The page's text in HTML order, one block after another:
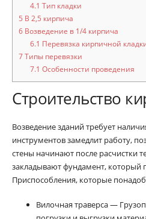
4.1 Тип кладки
5 В 2,5 кирпича
6 Возведение в 1/4 кирпича
6.1 Перевязка кирпичной
7Типы перевязки
7.1 Особенности проведения
Строительство
Возведение зданий требует
инструментов замедлит работу,
стены начинают после расчистки
закладывают фундамент, который
Приспособления, которые
Вилочная траверса —